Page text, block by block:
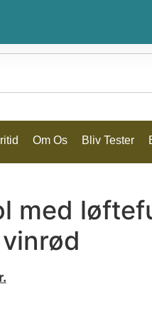
Om Os Bliv Tester
med